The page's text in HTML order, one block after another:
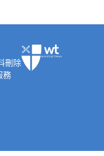
刪除
務